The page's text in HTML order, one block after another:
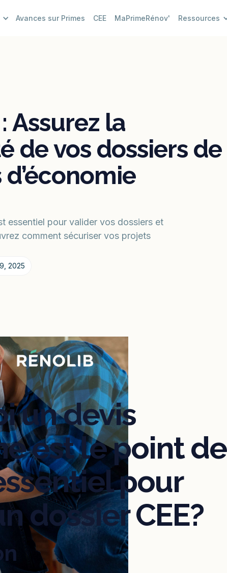
Avances sur Primes CEE MaPrimeRénov' Ressources
Assurez la
de vos dossiers de
essentiel pour valider vos dossiers et
comment sécuriser vos projets
2025
un devis
est le point de
pour
dossier CEE?